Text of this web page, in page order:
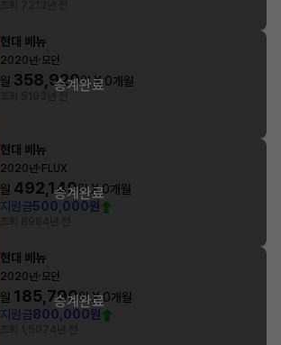
현대 베뉴
2020년· 모던
월 358,920원 X0개월
승계완료
현대 베뉴
2020년· FLUX
월 492,140원 X0개월
지원금500,000원
승계완료
현대 베뉴
2020년· 모던
월 185,790원 X0개월
지원금800,000원
승계완료